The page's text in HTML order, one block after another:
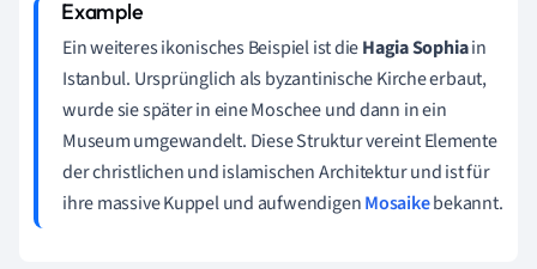
Ein weiteres ikonisches Beispiel ist dieHagia Sophiain
Istanbul. Ursprünglich als byzantinische Kirche erbaut,
wurde sie später in eine Moschee und dann in ein
Museum umgewandelt. Diese Struktur vereint Elemente
der christlichen und islamischen Architektur und ist für
ihre massive Kuppel und aufwendigenMosaikebekannt.